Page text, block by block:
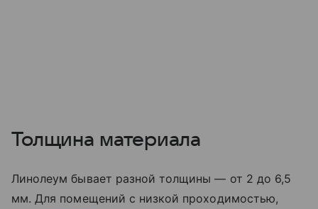
Толщина материала
Линолеум бывает разной толщины — от 2 до 6,5
мм. Для помещений с низкой проходимостью,